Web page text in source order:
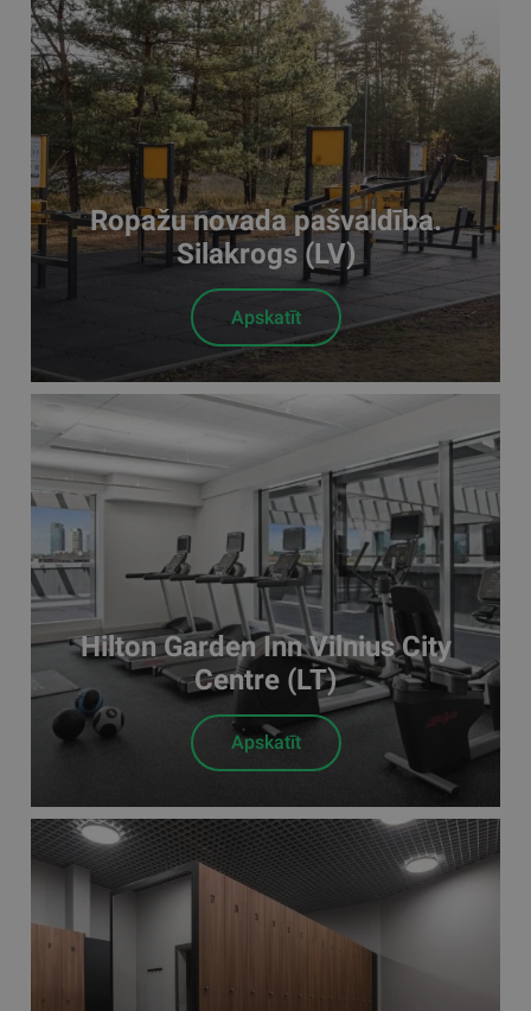
Ropažu novada pašvaldība.
Silakrogs (LV)
Apskatīt
Hilton Garden Inn Vilnius City
Centre (LT)
Apskatīt